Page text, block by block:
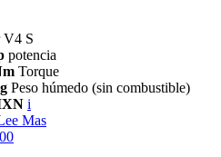
V4 S
potencia
Torque
Peso húmedo (sin combustible)
i
Mas